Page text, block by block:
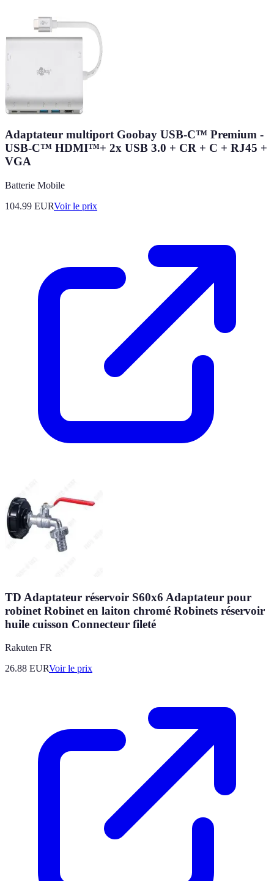
Adaptateur multiport Goobay USB-C™ Premium -
USB-C™ HDMI™+ 2x USB 3.0 + CR + C + RJ45 +
VGA
Batterie Mobile
104.99 EURVoir le prix
TD Adaptateur réservoir S60x6 Adaptateur pour
robinet Robinet en laiton chromé Robinets réservoir
huile cuisson Connecteur fileté
Rakuten FR
26.88 EURVoir le prix